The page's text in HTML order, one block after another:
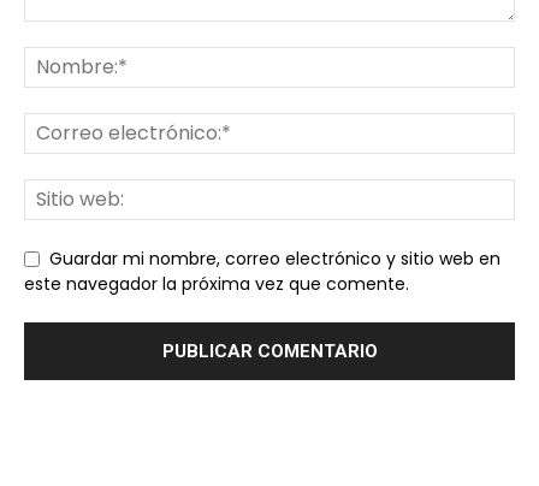
Guardar mi nombre, correo electrónico y sitio web en
este navegador la próxima vez que comente.